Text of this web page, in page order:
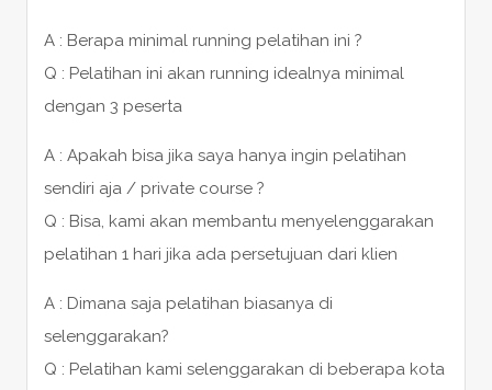
A : Berapa minimal running pelatihan ini ?
Q : Pelatihan ini akan running idealnya minimal
dengan 3 peserta
A : Apakah bisa jika saya hanya ingin pelatihan
sendiri aja / private course ?
Q : Bisa, kami akan membantu menyelenggarakan
pelatihan 1 hari jika ada persetujuan dari klien
A : Dimana saja pelatihan biasanya di
selenggarakan?
Q : Pelatihan kami selenggarakan di beberapa kota